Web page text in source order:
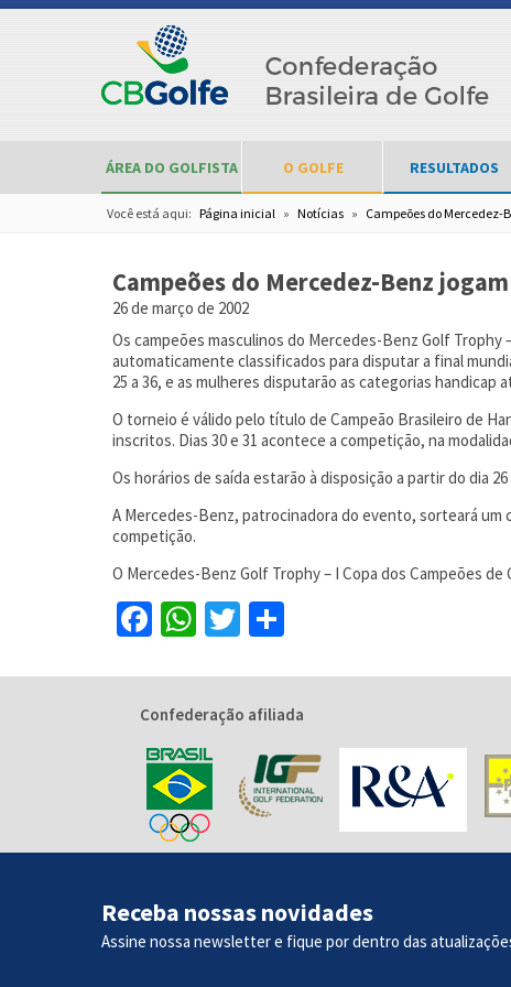
ÁREA DO GOLFISTA O GOLFE RESULTADOS
Você está aqui: Página inicial » Notícias » Campeões do
Campeões do Mercedez-Benz
26 de março de 2002
Os campeões masculinos do Mercedes-Benz Golf Trophy
automaticamente classificados para disputar a final
25 a 36, e as mulheres disputarão as categorias handicap
O torneio é válido pelo título de Campeão Brasileiro de
inscritos. Dias 30 e 31 acontece a competição, na
Os horários de saída estarão à disposição a partir do dia
A Mercedes-Benz, patrocinadora do evento, sorteará um
competição.
O Mercedes-Benz Golf Trophy – I Copa dos Campeões
Facebook
WhatsApp
Twitter
Confederação afiliada
Receba nossas novidades
Assine nossa newsletter e fique por dentro das